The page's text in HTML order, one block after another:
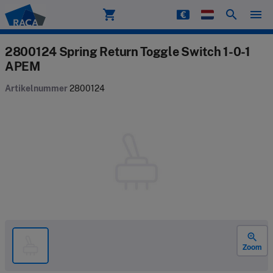
Raca shopping_cart search menu
2800124 Spring Return Toggle Switch 1-0-1
APEM
Artikelnummer 2800124
zoom_in
Zoom